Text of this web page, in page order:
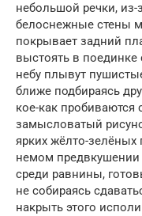
небольшой речки,
белоснежные стены
покрывает задний
выстоять в поединке
небу плывут
ближе подбираясь
кое-как пробиваются
замысловатый
ярких жёлто-зелёных
немом предвкушении
среди равнины,
не собираясь
накрыть этого